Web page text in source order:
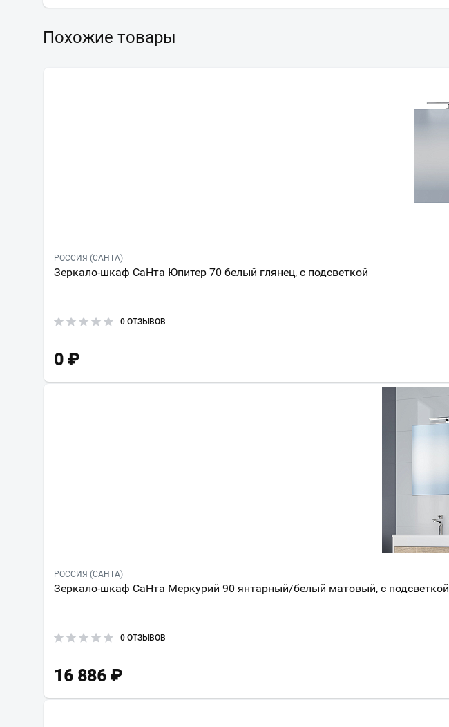
Похожие товары
РОССИЯ (САНТА)
Зеркало-шкаф СаНта Юпитер 70 белый глянец, с подсветкой
0 ОТЗЫВОВ
0 ₽
РОССИЯ (САНТА)
Зеркало-шкаф СаНта Меркурий 90 янтарный/белый матовый, с подсветкой
0 ОТЗЫВОВ
16 886 ₽